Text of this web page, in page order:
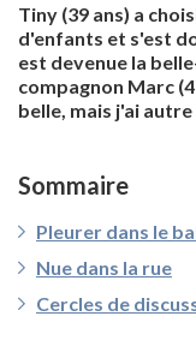
Tiny (39 ans) a
d'enfants et s'est
est devenue la
compagnon Marc
belle, mais j'ai
Sommaire
Pleurer dans le
Nue dans la rue
Cercles de